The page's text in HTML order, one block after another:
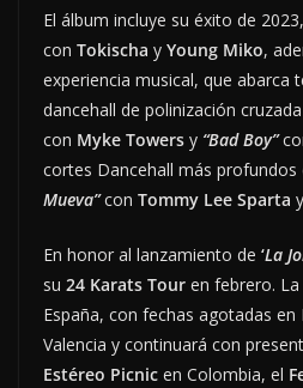
El álbum incluye su éxito de 2023,
con Tokischa y Young Miko,
experiencia musical, que abarca
dancehall de polinización
con Myke Towers y “Bad Boy”
cortes Dancehall más profundos
Mueva”con Tommy Lee Sparta y
En honor al lanzamiento de ‘La
su 24 Karats Tour en febrero.
España, con fechas agotadas
Valencia y continuará con
Estéreo Picnic en Colombia, el